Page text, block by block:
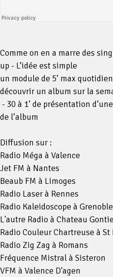
Comme on en a marre des
up - L’idée est simple
un module de 5’ max
découvrir un album sur la
- 30 à 1’ de présentation
de l’album
Diffusion sur :
Radio Méga à Valence
Jet FM à Nantes
Beaub FM à Limoges
Radio Laser à Rennes
Radio Kaleidoscope à Grenoble
L'autre Radio à Chateau
Radio Couleur Chartreuse à
Radio Zig Zag à Romans
Fréquence Mistral à Sisteron
VFM à Valence D'agen